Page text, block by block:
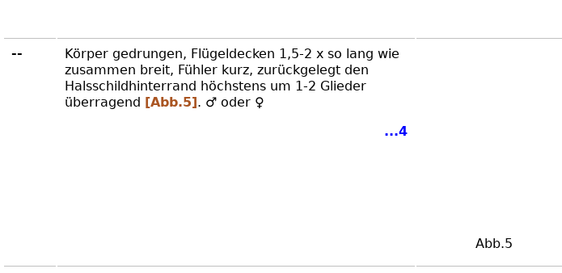
--
Körper gedrungen, Flügeldecken 1,5-2 x so lang wie
zusammen breit, Fühler kurz, zurückgelegt den
Halsschildhinterrand höchstens um 1-2 Glieder
überragend [Abb.5]. ♂ oder ♀
...4
Abb.5